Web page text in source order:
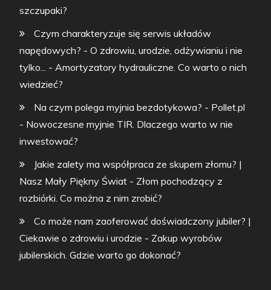
szczupaki?
Czym charakteryzuje się serwis układów
napędowych? - O zdrowiu, urodzie, odżywianiu i nie
tylko... -Amortyzatory hydrauliczne. Co warto o nich
wiedzieć?
Na czym polega myjnia bezdotykowa? - Pollet.pl
- Nowoczesne myjnie TIR. Dlaczego warto w nie
inwestować?
Jakie zalety ma współpraca ze skupem złomu? |
Nasz Mały Piękny Świat - Złom pochodzący z
rozbiórki. Co można z nim zrobić?
Co może nam zaoferować doświadczony jubiler? |
Ciekawie o zdrowiu i urodzie - Zakup wyrobów
jubilerskich. Gdzie warto go dokonać?